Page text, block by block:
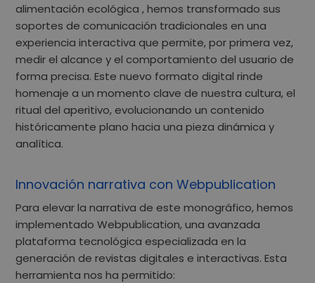
alimentación ecológica , hemos transformado sus
soportes de comunicación tradicionales en una
experiencia interactivaque permite, por primera vez,
medir el alcance y el comportamiento del usuario de
forma precisa. Este nuevo formato digital rinde
homenaje a un momento clave de nuestra cultura, el
ritual del aperitivo, evolucionando un contenido
históricamente plano hacia una pieza dinámica y
analítica.
Innovación narrativa con Webpublication
Para elevar la narrativa de este monográfico, hemos
implementadoWebpublication, una avanzada
plataforma tecnológica especializada en la
generación de revistas digitales e interactivas. Esta
herramienta nos ha permitido: